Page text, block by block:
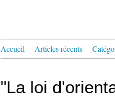
Accueil Articles récents
"La loi